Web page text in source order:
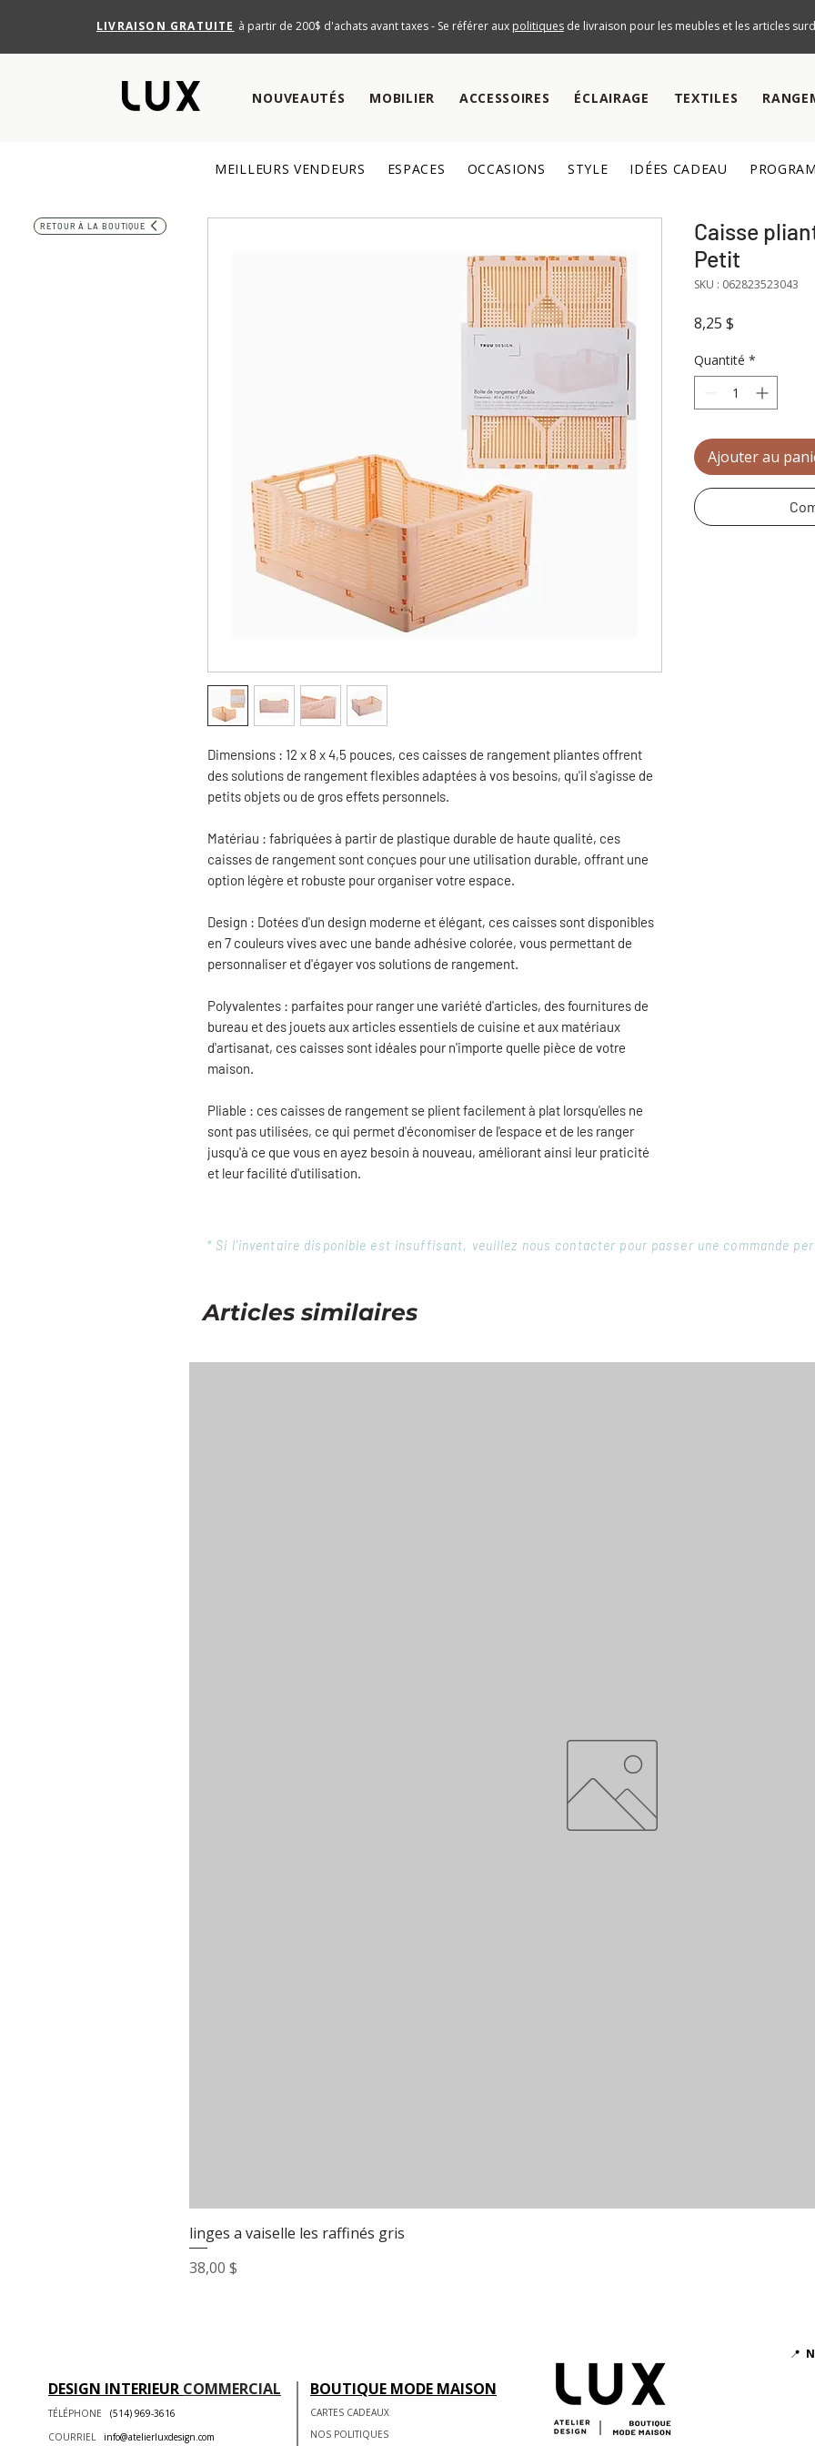
LIVRAISON GRATUITE à partir de 200$ d'achats avant taxes - Se référer aux politiquesde livraison pour les meubles et les articles
NOUVEAUTÉS MOBILIER ACCESSOIRES ÉCLAIRAGE TEXTILES
MEILLEURS VENDEURS ESPACES OCCASIONS STYLE IDÉES CADEAU
RETOUR À LA BOUTIQUE
Dimensions : 12 x 8 x 4,5 pouces, ces caisses de rangement pliantes offrent
des solutions de rangement flexibles adaptées à vos besoins, qu'il s'agisse de
petits objets ou de gros effets personnels.
Matériau : fabriquées à partir de plastique durable de haute qualité, ces
caisses de rangement sont conçues pour une utilisation durable, offrant une
option légère et robuste pour organiser votre espace.
Design : Dotées d'un design moderne et élégant, ces caisses sont disponibles
en 7 couleurs vives avec une bande adhésive colorée, vous permettant de
personnaliser et d'égayer vos solutions de rangement.
Polyvalentes : parfaites pour ranger une variété d'articles, des fournitures de
bureau et des jouets aux articles essentiels de cuisine et aux matériaux
d'artisanat, ces caisses sont idéales pour n'importe quelle pièce de votre
maison.
Pliable : ces caisses de rangement se plient facilement à plat lorsqu'elles ne
sont pas utilisées, ce qui permet d'économiser de l'espace et de les ranger
jusqu'à ce que vous en ayez besoin à nouveau, améliorant ainsi leur praticité
et leur facilité d'utilisation.
Caisse
Petit
SKU : 062823523043
8,25 $
Quantité *
Ajouter au
* Si l'inventaire disponible est insuffisant, veuillez nous contacter pour passer une commande
Articles similaires
linges a vaiselle les raffinés gris
Prix
38,00 $
DESIGN INTERIEUR COMMERCIAL
TÉLÉPHONE (514) 969-3616
COURRIEL info@atelierluxdesign.com
BOUTIQUE MODE MAISON
CARTES CADEAUX
NOS POLITIQUES
📍